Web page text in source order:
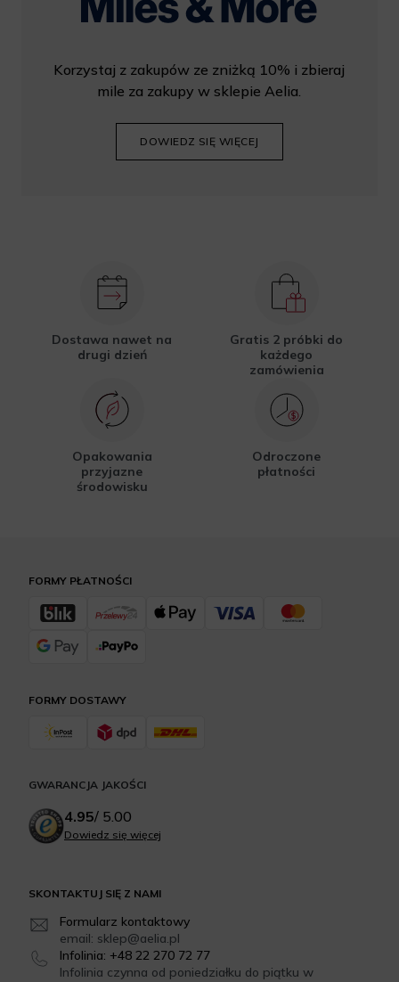
Korzystaj z zakupów ze zniżką 10% i zbieraj
mile za zakupy w sklepie Aelia.
DOWIEDZ SIĘ WIĘCEJ
Dostawa nawet na
drugi dzień
Gratis 2 próbki do
każdego
zamówienia
Opakowania
przyjazne
środowisku
Odroczone
płatności
SKONTAKTUJ SIĘ Z NAMI
Formularz kontaktowy
email: sklep@aelia.pl
Infolinia: +48 22 270 72 77
Infolinia czynna od poniedziałku do piątku w
FORMY DOSTAWY
FORMY PŁATNOŚCI
GWARANCJA JAKOŚCI
4.95/ 5.00
Dowiedz się więcej